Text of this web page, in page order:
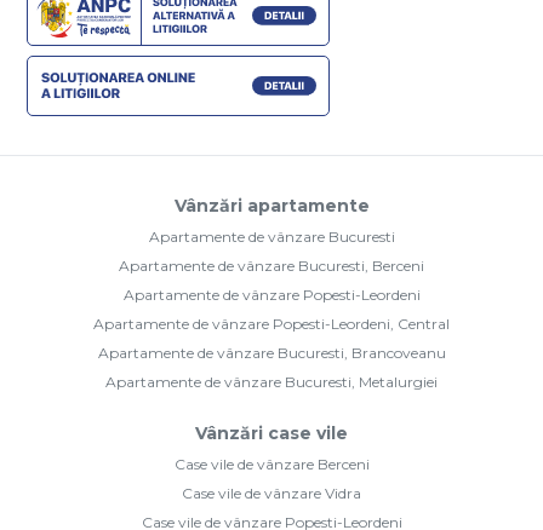
Vânzări apartamente
Apartamente de vânzare Bucuresti
Apartamente de vânzare Bucuresti, Berceni
Apartamente de vânzare Popesti-Leordeni
Apartamente de vânzare Popesti-Leordeni, Central
Apartamente de vânzare Bucuresti, Brancoveanu
Apartamente de vânzare Bucuresti, Metalurgiei
Vânzări case vile
Case vile de vânzare Berceni
Case vile de vânzare Vidra
Case vile de vânzare Popesti-Leordeni